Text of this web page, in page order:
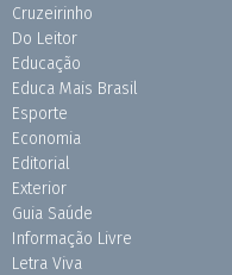
Cruzeirinho
Do Leitor
Educação
Educa Mais Brasil
Esporte
Economia
Editorial
Exterior
Guia Saúde
Informação Livre
Letra Viva